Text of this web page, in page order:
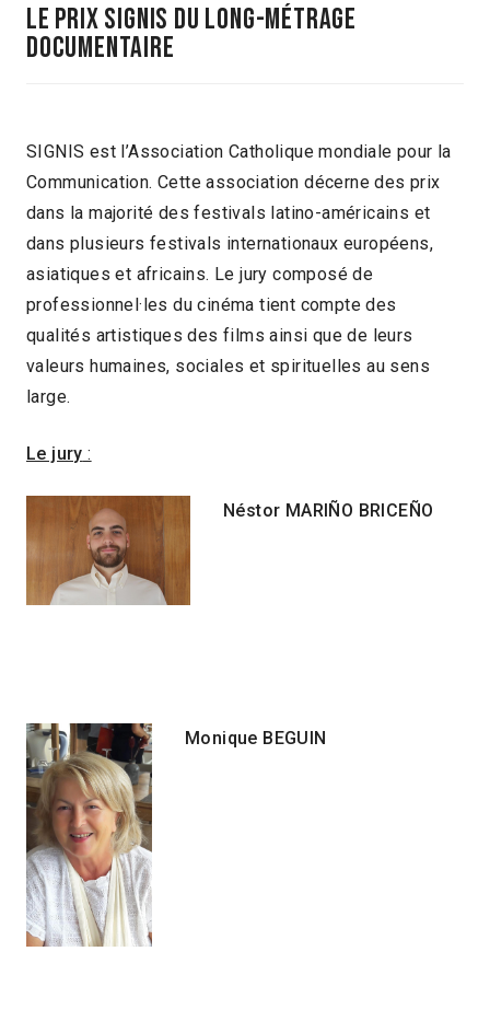
LE PRIX SIGNIS DU LONG-MÉTRAGE
DOCUMENTAIRE
SIGNIS est l’Association Catholique mondiale pour la
Communication. Cette association décerne des prix
dans la majorité des festivals latino-américains et
dans plusieurs festivals internationaux européens,
asiatiques et africains. Le jury composé de
professionnel·les du cinéma tient compte des
qualités artistiques des films ainsi que de leurs
valeurs humaines, sociales et spirituelles au sens
large.
Le jury :
Néstor MARIÑO BRICEÑO
Monique BEGUIN